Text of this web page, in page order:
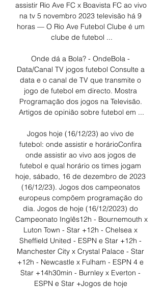
assistir Rio Ave FC x Boavista FC ao vivo
na tv 5 novembro 2023 televisão há 9
horas — O Rio Ave Futebol Clube é um
clube de futebol ...
Onde dá a Bola? - OndeBola -
Data/Canal TV jogos futebol Consulte a
data e o canal de TV que transmite o
jogo de futebol em directo. Mostra
Programação dos jogos na Televisão.
Artigos de opinião sobre futebol em ...
Jogos hoje (16/12/23) ao vivo de
futebol: onde assistir e horárioConfira
onde assistir ao vivo aos jogos de
futebol e qual horário os times jogam
hoje, sábado, 16 de dezembro de 2023
(16/12/23). Jogos dos campeonatos
europeus compõem programação do
dia. Jogos de hoje (16/12/2023) do
Campeonato Inglês12h - Bournemouth x
Luton Town - Star +12h - Chelsea x
Sheffield United - ESPN e Star +12h -
Manchester City x Crystal Palace - Star
+12h - Newcastle x Fulham - ESPN 4 e
Star +14h30min - Burnley x Everton -
ESPN e Star +Jogos de hoje